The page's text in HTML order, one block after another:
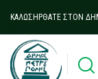
ΚΑΛΩΣΉΡΘΑΤΕ ΣΤΟΝ